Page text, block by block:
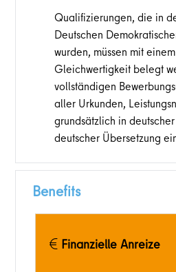
Qualifizierungen, die in
Deutschen
wurden, müssen mit
Gleichwertigkeit belegt
vollständigen
aller Urkunden,
grundsätzlich in
deutscher Übersetzung
Benefits
Finanzielle Anreize